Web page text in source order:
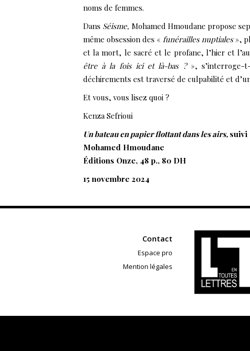
noms de femmes.
Dans Séisme, Mohamed Hmoudane propose
même obsession des « funérailles nuptiales»,
et la mort, le sacré et le profane, l’hier et
être à la fois ici et là-bas ?», s’interroge-
déchirements est traversé de culpabilité et
Et vous, vous lisez quoi ?
Kenza Sefrioui
Un bateau en papier flottant dans les airs, suivi
Mohamed Hmoudane
Éditions Onze, 48 p., 80 DH
15 novembre 2024
Contact
Espace pro
Mention légales